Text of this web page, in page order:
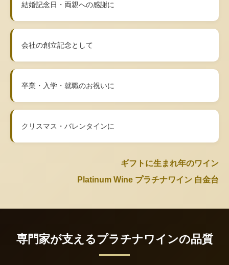
結婚記念日・両親への感謝に
会社の創立記念として
卒業・入学・就職のお祝いに
クリスマス・バレンタインに
ギフトに生まれ年のワイン
Platinum Wine プラチナワイン 白金台
専門家が支えるプラチナワインの品質